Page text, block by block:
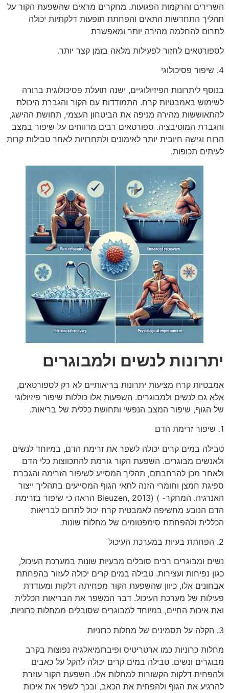
השרירים והרקמות הפגועות. מחקרים מראים שהשפעת הקור על
תהליך התחדשות התאים והפחתת תופעות דלקתיות יכולה
לתרום להחלמה מהירה יותר ומאפשרת
לספורטאים לחזור לפעילות מלאה בזמן קצר יותר.
4. שיפור פסיכולוגי
בנוסף ליתרונות הפיזיולוגיים, ישנה תועלת פסיכולוגית ברורה
לשימוש באמבטיות קרח. התמודדות עם הקור והגברת היכולת
להתאוששות מהירה מניפה את הביטחון העצמי, תחושת ההישג,
והגברת המוטיבציה. ספורטאים רבים מדווחים על שיפור במצב
הרוח וגישה חיובית יותר לאימונים ולתחרויות לאחר טבילות קרות
לעיתים תכופות.
יתרונות לנשים ולמבוגרים
אמבטיות קרח מציעות יתרונות בריאותיים לא רק לספורטאים,
אלא גם לנשים ולמבוגרים. השפעות אלו כוללות שיפור פיזיולוגי
של הגוף, שיפור המצב הנפשי ותחושת כללית של בריאות.
1. שיפור זרימת הדם
טבילה במים קרים יכולה לשפר את זרימת הדם, במיוחד לנשים
ולאנשים מבוגרים. השפעת הקור גורמת להתכווצות כלי הדם
ולאחר מכן להרחבתם, תהליך המסייע לשיפור הזרימה והגברת
ספיגת חמצן וחומרי הזנה לתאי הגוף המסייעים בתהליך ייצור
האנרגיה. המחקר- ) (2013 ,Bieuzen הראה כי שיפור בזרימת
הדם הנובע מחשיפה לאמבטית קרח יכול לתרום לבריאות
הכללית ולהפחתת סימפטומים של מחלות שונות.
2. הפחתת בעיות במערכת העיכול
נשים ומבוגרים רבים סובלים מבעיות שונות במערכת העיכול,
כגון נפיחות ועצירות. טבילה במים קרים יכולה לעזור בהפחתת
אבחונים אלו, כיוון שהשפעת הקור מפחיתה דלקות ומעודדת
פעילות של מערכת העיכול. דבר המשפר את הבריאות הכללית
ואת איכות החיים, במיוחד למבוגרים שסובלים ממחלות כרוניות.
3. הקלה על תסמינים של מחלות כרוניות
מחלות כרוניות כמו ארטריטיס ופיברומיאלגיה נפוצות בקרב
מבוגרים ונשים. טבילה במים קרים יכולה להקל על כאבים
ולהפחית דלקות הקשורות למחלות אלו. השפעת הקור עוזרת
להרגיע את הגוף ולהפחית את הכאב, ובכך לשפר את איכות